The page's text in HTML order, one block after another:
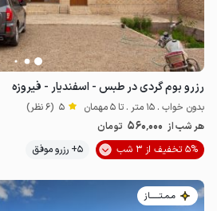
رزرو بوم گردی در طبس - اسفندیار - فیروزه
بدون خواب . 15 متر . تا 5 مهمان 5 (6 نظر)
هر شب از 560٬000 تومان
5% تخفیف از 3 شب
5+ رزرو موفق
مـمـتــــــاز